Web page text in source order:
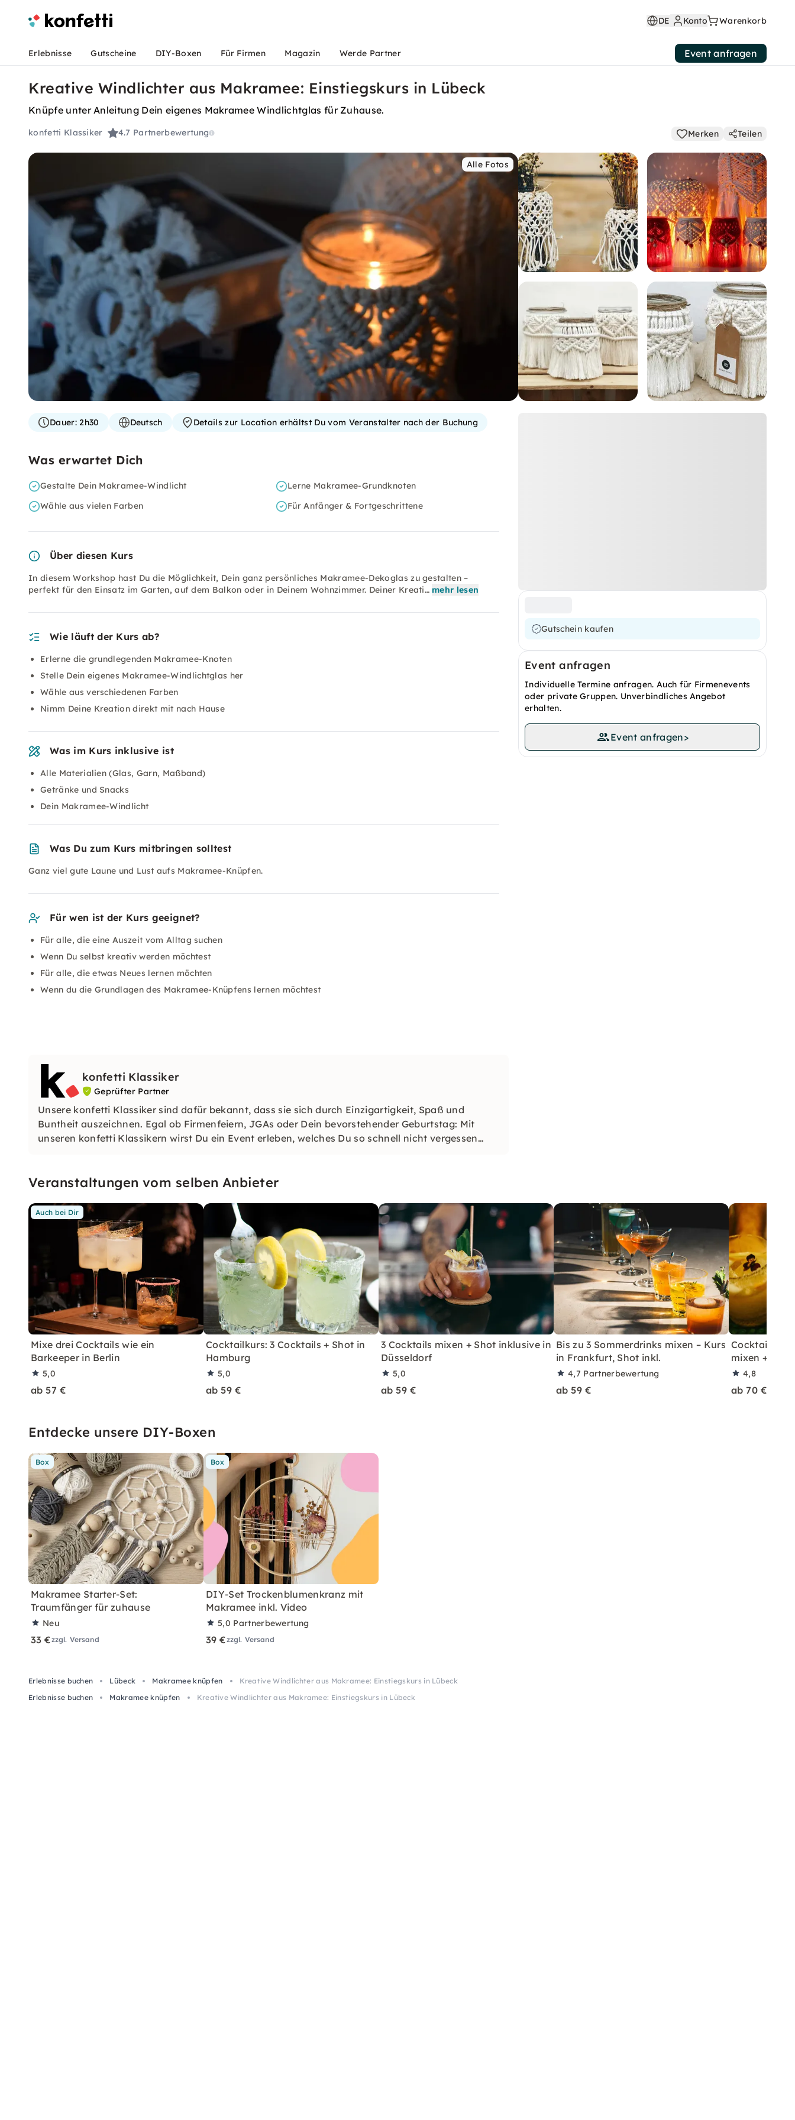
DE Konto Warenkorb
Erlebnisse Gutscheine DIY-Boxen Für Firmen Magazin Werde Partner Event anfragen
Kreative Windlichter aus Makramee: Einstiegskurs in Lübeck
Knüpfe unter Anleitung Dein eigenes Makramee Windlichtglas für Zuhause.
konfetti Klassiker 4.7 Partnerbewertung Merken Teilen
Alle Fotos
Gutschein kaufen
Event anfragen
Individuelle Termine anfragen. Auch für Firmenevents
oder private Gruppen. Unverbindliches Angebot
erhalten.
Event anfragen>
Dauer:2h30 Deutsch Details zur Location erhältst Du vom Veranstalter nach der Buchung
Was erwartet Dich
Gestalte Dein Makramee-Windlicht
Lerne Makramee-Grundknoten
Wähle aus vielen Farben
Für Anfänger & Fortgeschrittene
Über diesen Kurs
In diesem Workshop hast Du die Möglichkeit, Dein ganz persönliches Makramee-Dekoglas zu gestalten –
perfekt für den Einsatz im Garten, auf dem Balkon oder in Deinem Wohnzimmer. Deiner Kreati… mehr lesen
Wie läuft der Kurs ab?
Erlerne die grundlegenden Makramee-Knoten
Stelle Dein eigenes Makramee-Windlichtglas her
Wähle aus verschiedenen Farben
Nimm Deine Kreation direkt mit nach Hause
Was im Kurs inklusive ist
Alle Materialien (Glas, Garn, Maßband)
Getränke und Snacks
Dein Makramee-Windlicht
Was Du zum Kurs mitbringen solltest
Ganz viel gute Laune und Lust aufs Makramee-Knüpfen.
Für wen ist der Kurs geeignet?
Für alle, die eine Auszeit vom Alltag suchen
Wenn Du selbst kreativ werden möchtest
Für alle, die etwas Neues lernen möchten
Wenn du die Grundlagen des Makramee-Knüpfens lernen möchtest
konfetti Klassiker
Geprüfter Partner
Unsere konfetti Klassiker sind dafür bekannt, dass sie sich durch Einzigartigkeit, Spaß und
Buntheit auszeichnen. Egal ob Firmenfeiern, JGAs oder Dein bevorstehender Geburtstag: Mit
unseren konfetti Klassikern wirst Du ein Event erleben, welches Du so schnell nicht vergessen
Veranstaltungen vom selben Anbieter
Auch bei Dir
Mixe drei Cocktails wie ein
Barkeeper in Berlin
5,0
ab 57 €
Cocktailkurs: 3 Cocktails + Shot in
Hamburg
5,0
ab 59 €
3 Cocktails mixen + Shot inklusive in
Düsseldorf
5,0
ab 59 €
Bis zu 3 Sommerdrinks mixen – Kurs
in Frankfurt, Shot inkl.
4,7 Partnerbewertung
ab 59 €
Cocktailkurs:
mixen +
4,8
ab 70 €
Entdecke unsere DIY-Boxen
Box
Makramee Starter-Set:
Traumfänger für zuhause
Neu
33 €zzgl. Versand
Box
DIY-Set Trockenblumenkranz mit
Makramee inkl. Video
5,0 Partnerbewertung
39 €zzgl. Versand
Erlebnisse buchen Lübeck Makramee knüpfen
Kreative Windlichter aus Makramee: Einstiegskurs in Lübeck
Erlebnisse buchen
Makramee knüpfen Kreative Windlichter aus Makramee: Einstiegskurs in Lübeck